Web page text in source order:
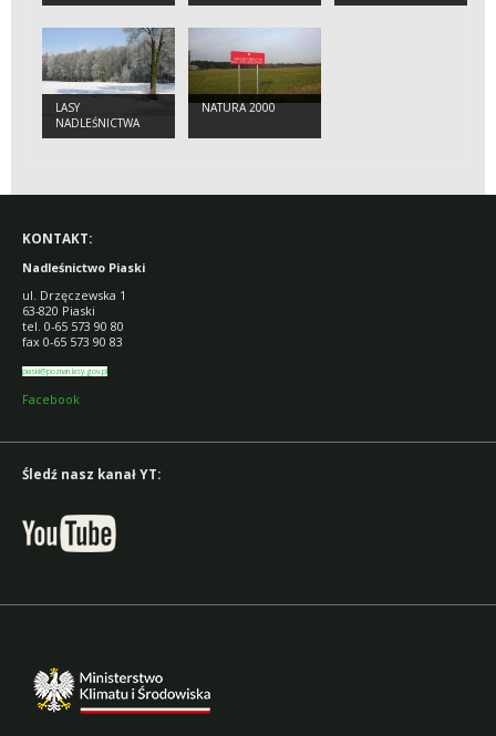
LASY
NADLEŚNICTWA
NATURA 2000
KONTAKT:
Nadleśnictwo Piaski
ul. Drzęczewska 1
63-820 Piaski
tel. 0-65 573 90 80
fax 0-65 573 90 83
piaski@poznan.lasy.gov.pl
Facebook
Śledź nasz kanał YT: